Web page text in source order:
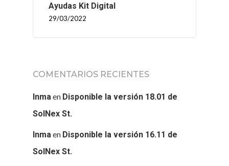
Ayudas Kit Digital
29/03/2022
COMENTARIOS RECIENTES
Inmaen Disponible la versión 18.01 de
SolNex St.
Inmaen Disponible la versión 16.11 de
SolNex St.